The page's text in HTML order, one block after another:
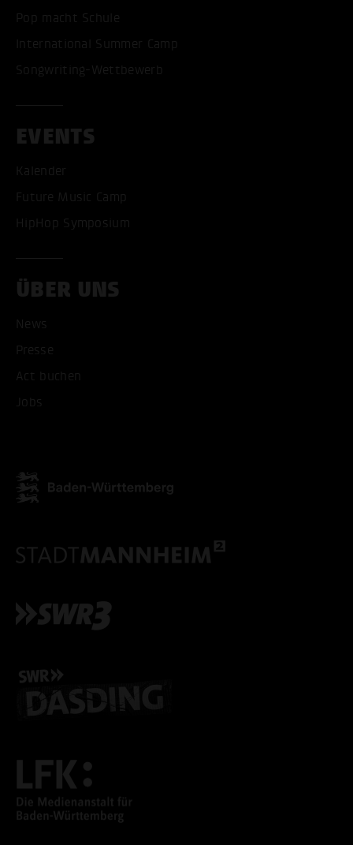
ALLE COOKIES
Pop macht Schule
International Summer Camp
Songwriting-Wettbewerb
EVENTS
Kalender
Future Music Camp
HipHop Symposium
ÜBER UNS
News
Presse
Act buchen
Jobs